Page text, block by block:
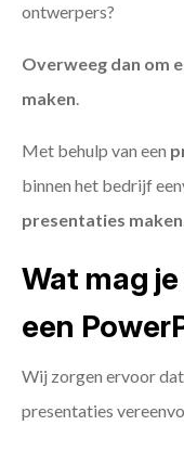
ontwerpers?
Overweeg dan om
maken.
Met behulp van een
binnen het bedrijf
presentaties maken
Wat mag
een
Wij zorgen ervoor
presentaties